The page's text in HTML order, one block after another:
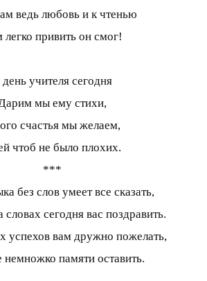
ведь любовь и к чтенью
привить он смог!
учителя сегодня
мы ему стихи,
счастья мы желаем,
чтоб не было плохих.
***
без слов умеет все сказать,
сегодня вас поздравить.
успехов вам дружно пожелать,
немножко памяти оставить.